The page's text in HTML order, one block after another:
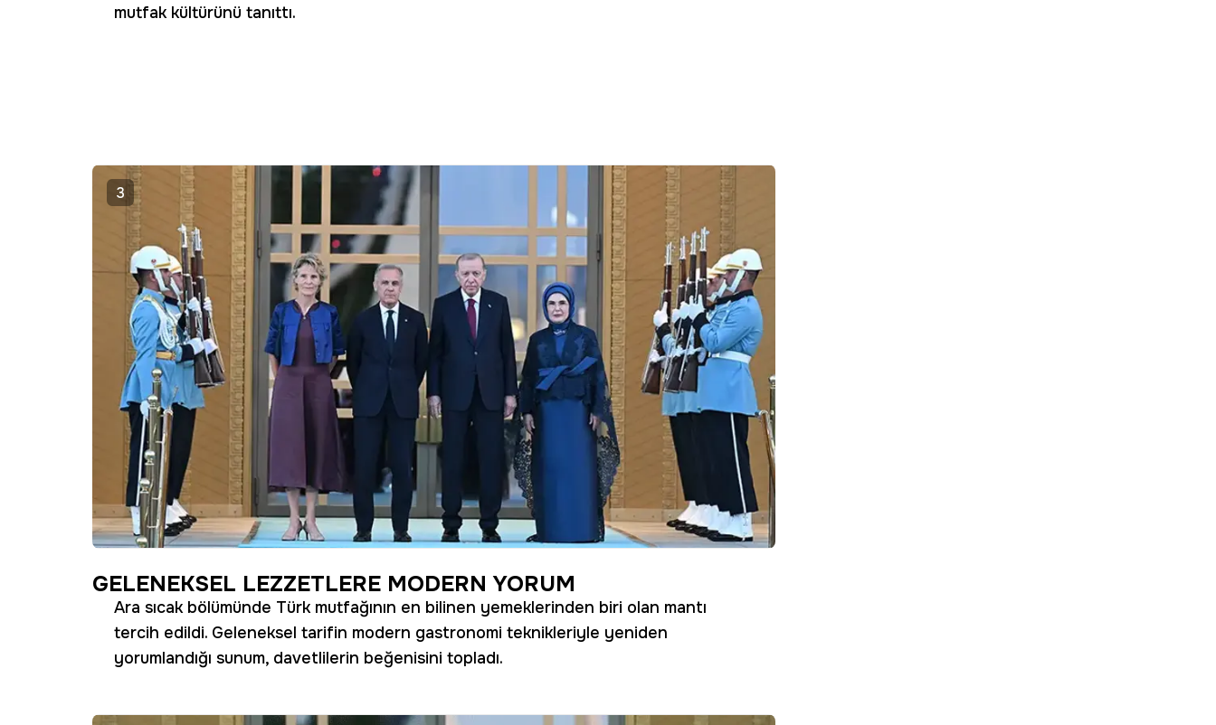
mutfak kültürünü tanıttı.
3
GELENEKSEL LEZZETLERE MODERN YORUM
Ara sıcak bölümünde Türk mutfağının en bilinen yemeklerinden biri olan mantı
tercih edildi. Geleneksel tarifin modern gastronomi teknikleriyle yeniden
yorumlandığı sunum, davetlilerin beğenisini topladı.